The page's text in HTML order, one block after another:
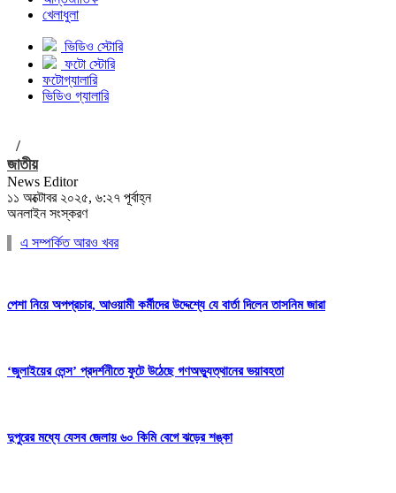
খেলাধুলা
ভিডিও স্টোরি
ফটো স্টোরি
ফটোগ্যালারি
ভিডিও গ্যালারি
/
জাতীয়
News Editor
১১ অক্টোবর ২০২৫, ৬:২৭ পূর্বাহ্ন
অনলাইন সংস্করণ
এ সম্পর্কিত আরও খবর
পেশা নিয়ে অপপ্রচার, আওয়ামী কর্মীদের উদ্দেশ্যে যে বার্তা দিলেন তাসনিম জারা
‘জুলাইয়ের লেন্স’ প্রদর্শনীতে ফুটে উঠেছে গণঅভ্যুত্থানের ভয়াবহতা
দুপুরের মধ্যে যেসব জেলায় ৬০ কিমি বেগে ঝড়ের শঙ্কা